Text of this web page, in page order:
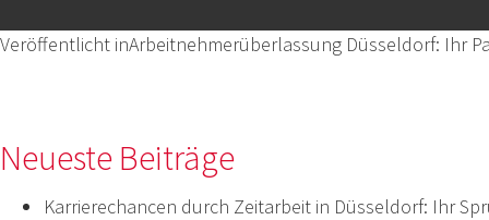
Beitragsnavigation
Veröffentlicht inArbeitnehmerüberlassung Düsseldorf: Ihr
Neueste Beiträge
Karrierechancen durch Zeitarbeit in Düsseldorf: Ihr